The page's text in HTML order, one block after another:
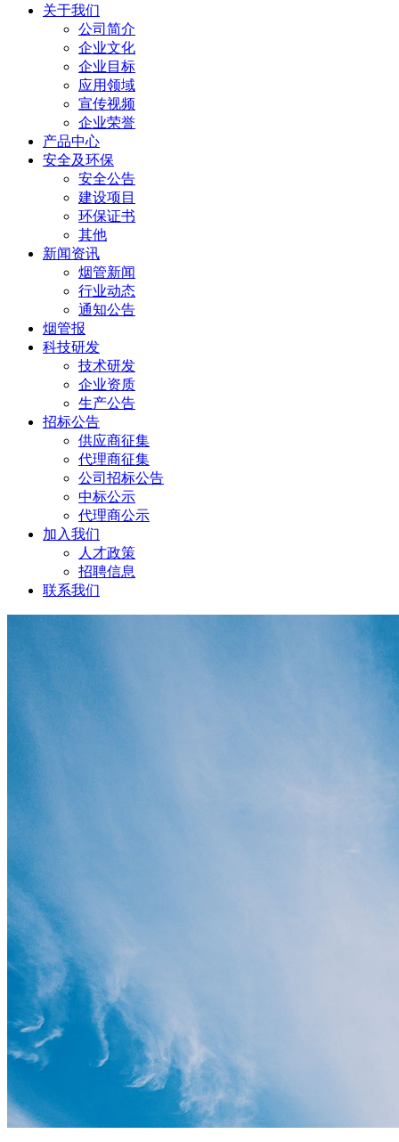
关于我们
公司简介
企业文化
企业目标
应用领域
宣传视频
企业荣誉
产品中心
安全及环保
安全公告
建设项目
环保证书
其他
新闻资讯
烟管新闻
行业动态
通知公告
烟管报
科技研发
技术研发
企业资质
生产公告
招标公告
供应商征集
代理商征集
公司招标公告
中标公示
代理商公示
加入我们
人才政策
招聘信息
联系我们